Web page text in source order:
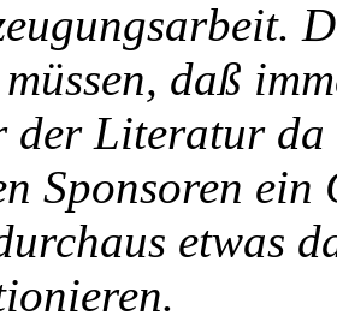
daß
der Literatur
Sponsoren
etwas